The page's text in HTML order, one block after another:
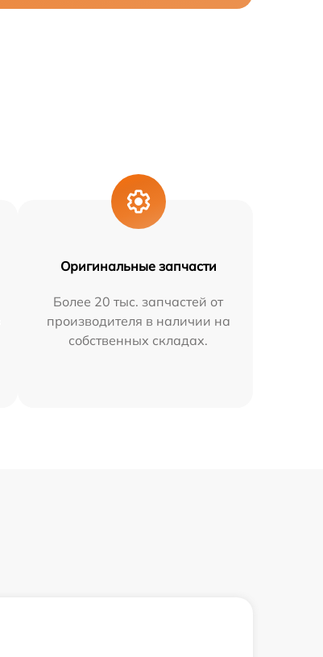
Оригинальные запчасти
Более 20 тыс. запчастей от
производителя в наличии на
собственных складах.